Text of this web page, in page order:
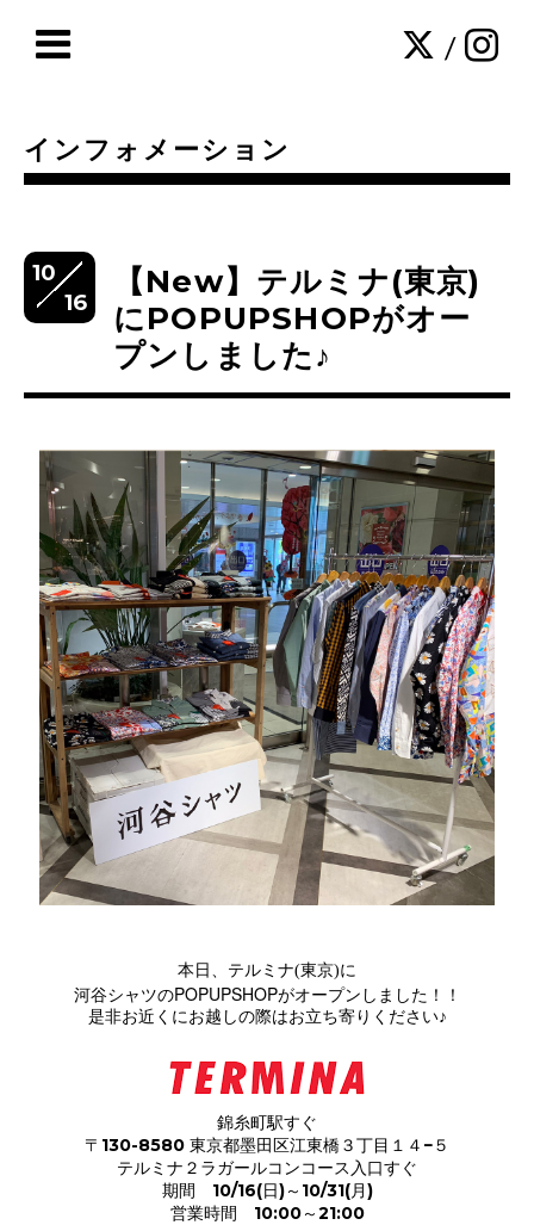
/
インフォメーション
10
16
【New】テルミナ(東京)
にPOPUPSHOPがオー
プンしました♪
本日、テルミナ(東京)に
河谷シャツのPOPUPSHOPがオープンしました！！
是非お近くにお越しの際はお立ち寄りください♪
錦糸町駅すぐ
〒130-8580 東京都墨田区江東橋３丁目１４−５
テルミナ２ラガールコンコース入口すぐ
期間 10/16(日)～10/31(月)
営業時間 10:00～21:00